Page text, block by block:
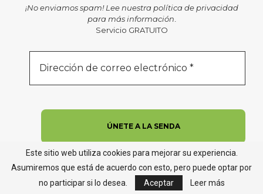
¡No enviamos spam! Lee nuestra política de privacidad
para más información
Servicio GRATUITO
Este sitio web utiliza cookies para mejorar su experiencia.
Asumiremos que está de acuerdo con esto, pero puede optar por
no participar si lo desea.
Aceptar Leer más